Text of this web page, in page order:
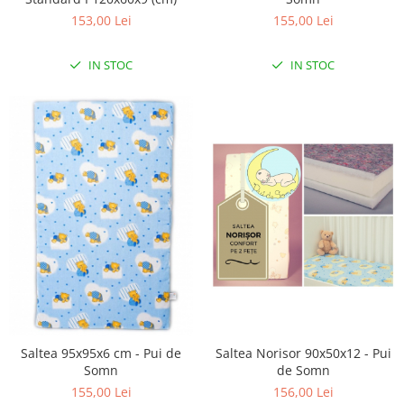
Seturi de hranire
Trambuline
Centre de joaca exterior
Patine de gheata
Patine gheata reglabile
Patine gheata fixe
Corturi si casute copii
Baschet
SANIUTE
Mese de Tenis
Articole de plaja
Aparate fitness
Benzi de Alergare
153,00 Lei
IN STOC
155,00 Lei
IN STOC
Saltea 95x95x6 cm - Pui de
Somn
155,00 Lei
Saltea Norisor 90x50x12 - Pui
de Somn
156,00 Lei